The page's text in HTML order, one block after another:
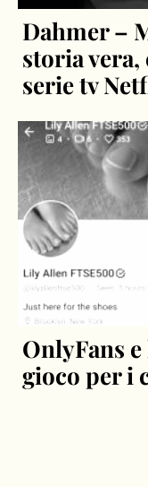
Dahmer –
storia
serie tv
OnlyFans
gioco per i